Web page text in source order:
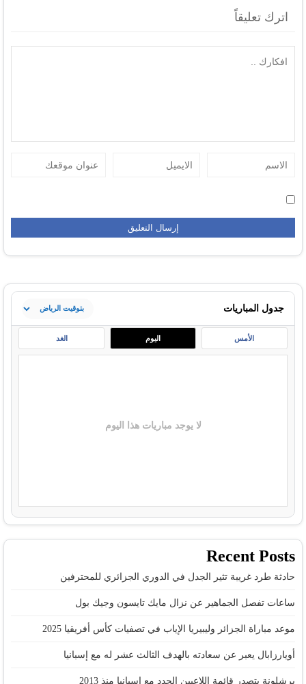
اترك تعليقاً
جدول المباريات
الأمس اليوم الغد
لا يوجد مباريات هذا اليوم
Recent Posts
حادثة طرد غريبة تثير الجدل في الدوري الجزائري للمحترفين
ساعات تفصل الجماهير عن نزال مايك تايسون وجيك بول
موعد مباراة الجزائر وليبيريا الإياب في تصفيات كأس أفريقيا 2025
أويارزابال يعبر عن سعادته بالهدف الثالث عشر له مع إسبانيا
برشلونة يتصدر قائمة اللاعبين الجدد مع إسبانيا منذ 2013